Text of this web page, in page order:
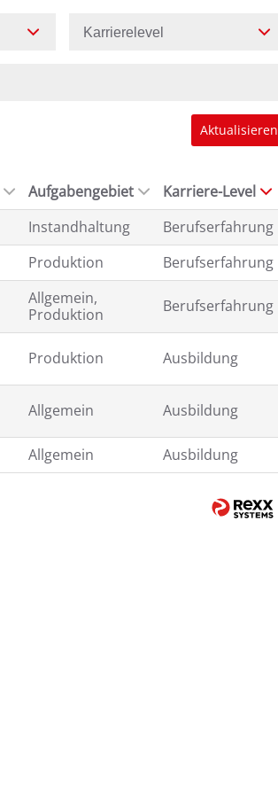
Karrierelevel
Aktualisieren
Aufgabengebiet
Karriere-Level
Instandhaltung
Berufserfahrung
Produktion
Berufserfahrung
Allgemein,
Produktion
Berufserfahrung
Produktion Ausbildung
Allgemein Ausbildung
Allgemein Ausbildung